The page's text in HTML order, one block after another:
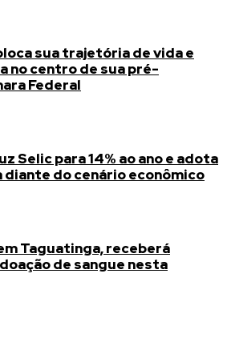
sua trajetória de vida e
no centro de sua pré-
Federal
Selic para 14% ao ano e adota
do cenário econômico
Taguatinga, receberá
de sangue nesta